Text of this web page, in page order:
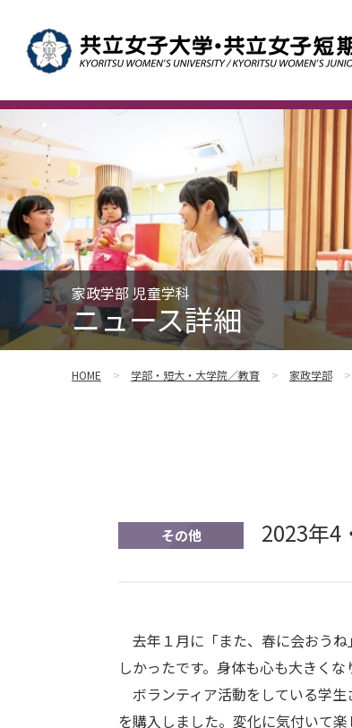
家政学部 児童学科
ニュース詳細
HOME 学部・短大・大学院／教育 家政学部
その他 2023年4
去年１月に「また、春に会おう
しかったです。身体も心も大きくな
ボランティア活動をしている学
を購入しました。変化に気付いて楽